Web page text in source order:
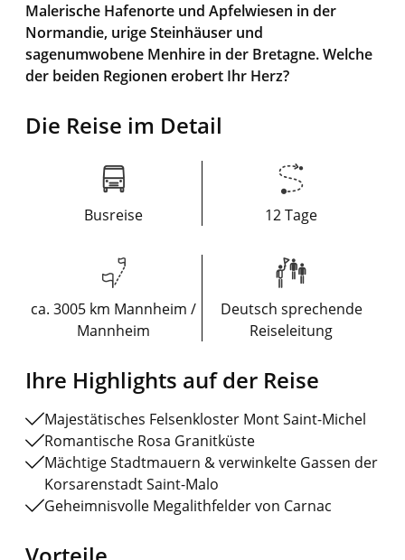
Malerische Hafenorte und Apfelwiesen in der
Normandie, urige Steinhäuser und
sagenumwobene Menhire in der Bretagne. Welche
der beiden Regionen erobert Ihr Herz?
Die Reise im Detail
Busreise 12 Tage
ca. 3005 km Mannheim /
Mannheim
Deutsch sprechende
Reiseleitung
Ihre Highlights auf der Reise
Majestätisches Felsenkloster Mont Saint-Michel
Romantische Rosa Granitküste
Mächtige Stadtmauern & verwinkelte Gassen der
Korsarenstadt Saint-Malo
Geheimnisvolle Megalithfelder von Carnac